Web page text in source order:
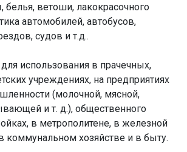
ветоши, лакокрасочного
автомобилей, автобусов,
судов и т.д..
использования в прачечных,
учреждениях, на предприятиях
(молочной, мясной,
и т. д.), общественного
в метрополитене, в железной
коммунальном хозяйстве и в быту.